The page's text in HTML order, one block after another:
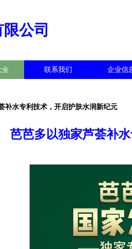
公司
全 联系我们 企业信
补水专利技术，开启护肤水润新纪元
芭芭多以独家芦荟补